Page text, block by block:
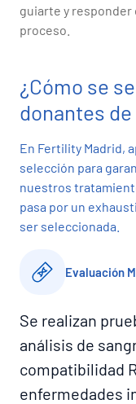
guiarte y
proceso.
¿Cómo se
donantes de
En Fertility Madrid,
selección para
nuestros
pasa por un
ser seleccionada.
Evaluación
Se realizan
análisis de
compatibilidad
enfermedades